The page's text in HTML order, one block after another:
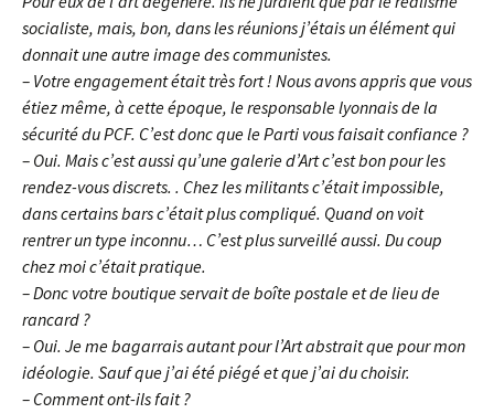
socialiste, mais, bon, dans les réunions j’étais un élément qui
donnait une autre image des communistes.
– Votre engagement était très fort ! Nous avons appris que vous
étiez même, à cette époque, le responsable lyonnais de la
sécurité du PCF. C’est donc que le Parti vous faisait confiance ?
– Oui. Mais c’est aussi qu’une galerie d’Art c’est bon pour les
rendez-vous discrets. . Chez les militants c’était impossible,
dans certains bars c’était plus compliqué. Quand on voit
rentrer un type inconnu… C’est plus surveillé aussi. Du coup
chez moi c’était pratique.
– Donc votre boutique servait de boîte postale et de lieu de
rancard ?
– Oui. Je me bagarrais autant pour l’Art abstrait que pour mon
idéologie. Sauf que j’ai été piégé et que j’ai du choisir.
– Comment ont-ils fait ?